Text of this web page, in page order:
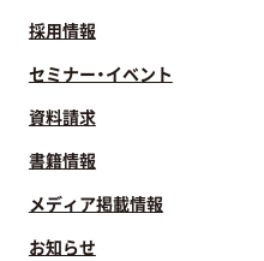
採用情報
セミナー・イベント
資料請求
書籍情報
メディア掲載情報
お知らせ